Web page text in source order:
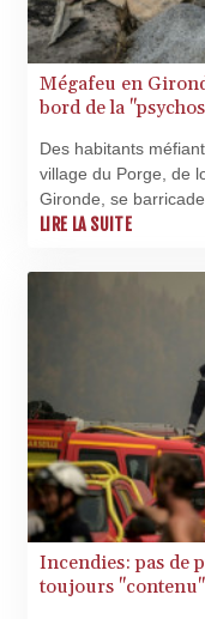
Mégafeu en
bord de la
Des habitants
village du Porge, de
Gironde, se
croissante face aux
LIRE LA SUITE
Incendies: pas de
toujours